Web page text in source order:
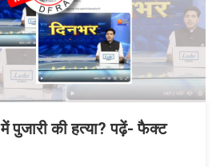
पुजारी की हत्या? पढ़ें- फैक्ट